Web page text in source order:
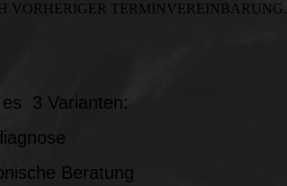
VORHERIGER TERMINVEREINBARUNG.
es 3 Varianten:
Beratung